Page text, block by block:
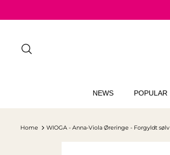
NEWS POPULAR
Home WIOGA - Anna-Viola Øreringe - Forgyldt sølv